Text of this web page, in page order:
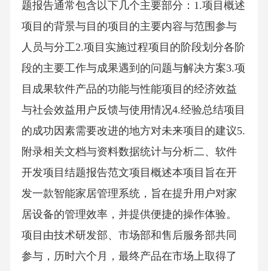
题报告通常包含以下几个主要部分：1.项目概述
项目的背景与目的项目的主要内容与范围参与
人员与分工2.项目实施过程项目的阶段划分各阶
段的主要工作与成果遇到的问题与解决方案3.项
目成果软件产品的功能与性能项目的经济效益
与社会效益用户反馈与使用情况4.经验总结项目
的成功因素需要改进的地方对未来项目的建议5.
附录相关文档与资料数据统计与分析二、软件
开发项目结题报告范文项目概述本项目旨在开
发一款智能家居管理系统，旨在提升用户对家
居设备的管理效率，并提供便捷的操作体验。
项目由技术研发部、市场部和售后服务部共同
参与，历时六个月，最终产品在市场上取得了